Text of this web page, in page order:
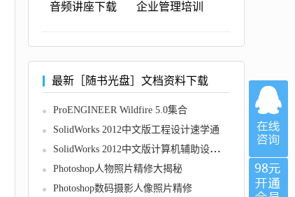
音频讲座下载 企业管理培训
最新［随书光盘］文档资料下载
ProENGINEER Wildfire 5.0集合
SolidWorks 2012中文版工程设计速学通
SolidWorks 2012中文版计算机辅助设计教程
Photoshop人物照片精修大揭秘
Photoshop数码摄影人像照片精修